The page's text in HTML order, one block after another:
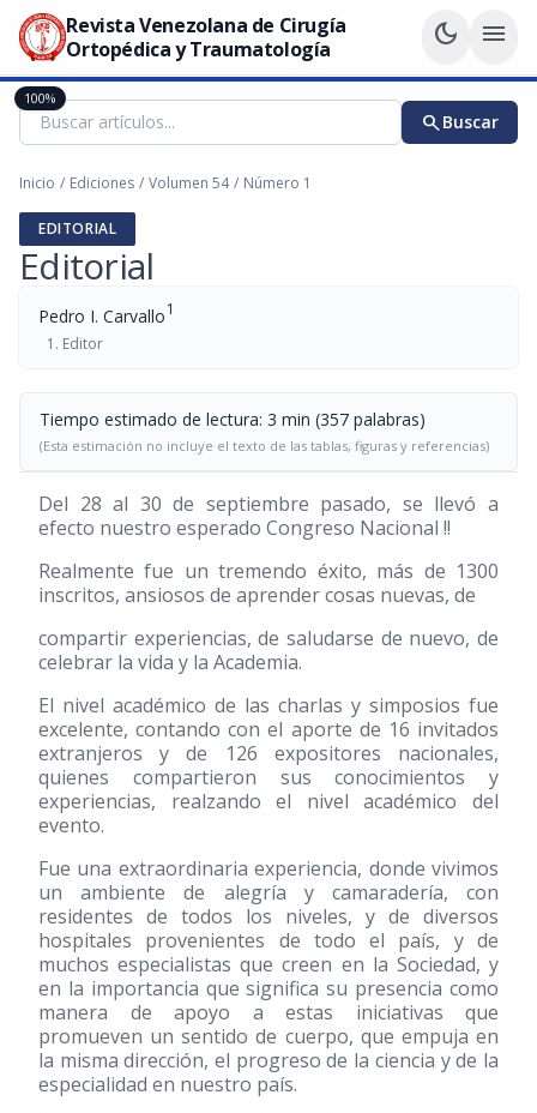
Revista Venezolana de Cirugía
Ortopédica y Traumatología
dark_mode menu
searchBuscar
Inicio / Ediciones / Volumen 54 / Número 1
EDITORIAL
Editorial
Pedro I. Carvallo1
Editor
Tiempo estimado de lectura: 3 min (357 palabras)
(Esta estimación no incluye el texto de las tablas, figuras y referencias)
Del 28 al 30 de septiembre pasado, se llevó a
efecto nuestro esperado Congreso Nacional !!
Realmente fue un tremendo éxito, más de 1300
inscritos, ansiosos de aprender cosas nuevas, de
compartir experiencias, de saludarse de nuevo, de
celebrar la vida y la Academia.
El nivel académico de las charlas y simposios fue
excelente, contando con el aporte de 16 invitados
extranjeros y de 126 expositores nacionales,
quienes compartieron sus conocimientos y
experiencias, realzando el nivel académico del
evento.
Fue una extraordinaria experiencia, donde vivimos
un ambiente de alegría y camaradería, con
residentes de todos los niveles, y de diversos
hospitales provenientes de todo el país, y de
muchos especialistas que creen en la Sociedad, y
en la importancia que significa su presencia como
manera de apoyo a estas iniciativas que
promueven un sentido de cuerpo, que empuja en
la misma dirección, el progreso de la ciencia y de la
especialidad en nuestro país.
100%